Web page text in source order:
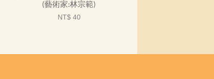
(藝術家:林宗範)
NT$ 40